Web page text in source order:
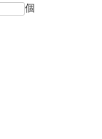
個